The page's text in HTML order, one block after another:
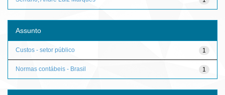
Assunto
1
Custos - setor público
1
Normas contábeis - Brasil